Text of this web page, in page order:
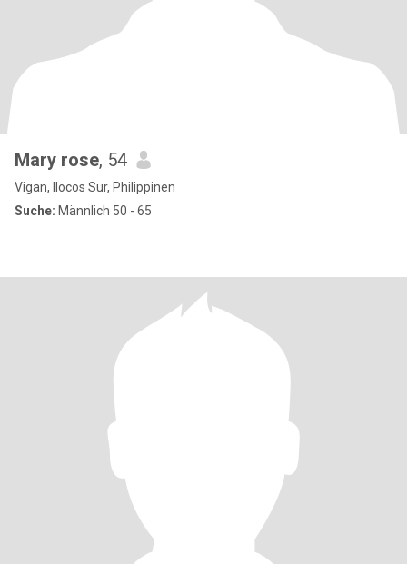
Mary rose, 54
Vigan, Ilocos Sur, Philippinen
Suche: Männlich 50 - 65